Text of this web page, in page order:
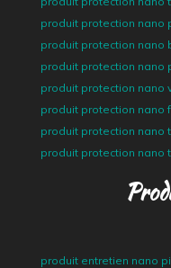
produit protection nano
produit protection nano
produit protection nano
produit protection nano
produit protection nano
produit protection nano
produit protection nano
produit entretien nano